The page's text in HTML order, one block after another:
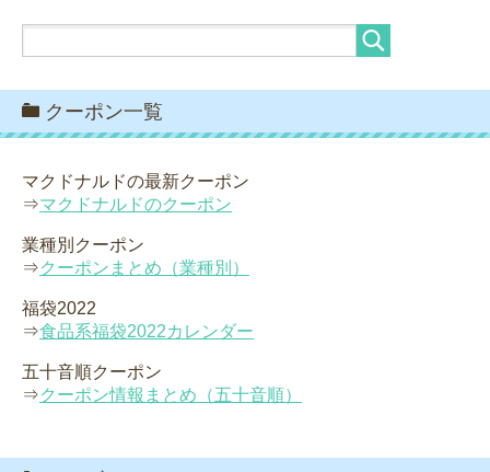
クーポン一覧
マクドナルドの最新クーポン
⇒マクドナルドのクーポン
業種別クーポン
⇒クーポンまとめ（業種別）
福袋2022
⇒食品系福袋2022カレンダー
五十音順クーポン
⇒クーポン情報まとめ（五十音順）